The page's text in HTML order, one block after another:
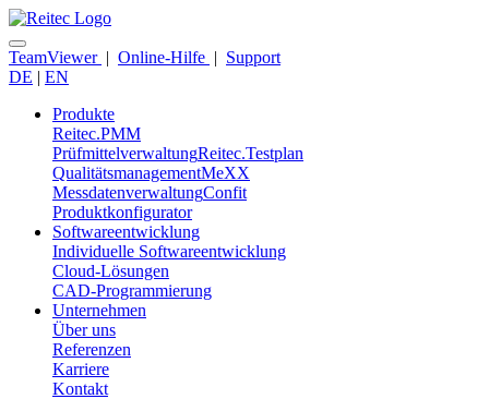
TeamViewer | Online-Hilfe | Support
DE | EN
Produkte
Reitec.PMM
PrüfmittelverwaltungReitec.Testplan
QualitätsmanagementMeXX
MessdatenverwaltungConfit
Produktkonfigurator
Softwareentwicklung
Individuelle Softwareentwicklung
Cloud-Lösungen
CAD-Programmierung
Unternehmen
Über uns
Referenzen
Karriere
Kontakt